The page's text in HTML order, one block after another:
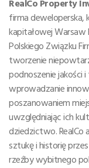
RealCo Property
firma deweloperska,
kapitałowej Warsaw
Polskiego Związku
tworzenie
podnoszenie jakości
wprowadzanie
poszanowaniem
uwzględniając ich
dziedzictwo.
sztukę i historię
rzeźby wybitnego